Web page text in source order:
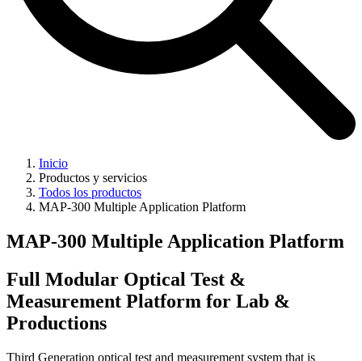
Inicio
Productos y servicios
Todos los productos
MAP-300 Multiple Application Platform
MAP-300 Multiple Application Platform
Full Modular Optical Test &
Measurement Platform for Lab &
Productions
Third Generation optical test and measurement system that is